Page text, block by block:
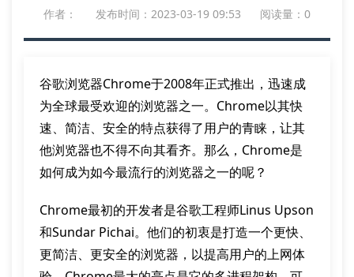
作者： 发布时间：2023-03-19 09:53 阅读量：0
谷歌浏览器Chrome于2008年正式推出，迅速成
为全球最受欢迎的浏览器之一。Chrome以其快
速、简洁、安全的特点获得了用户的青睐，让其
他浏览器也不得不向其看齐。那么，Chrome是
如何成为如今最流行的浏览器之一的呢？
Chrome最初的开发者是谷歌工程师Linus Upson
和Sundar Pichai。他们的初衷是打造一个更快、
更简洁、更安全的浏览器，以提高用户的上网体